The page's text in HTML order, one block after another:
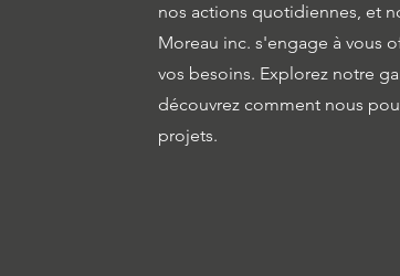
nos actions quotidiennes, et
Moreau inc. s'engage à vous
vos besoins. Explorez notre
découvrez comment nous
projets.